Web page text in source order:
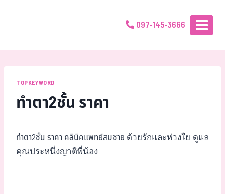
097-145-3666
TOPKEYWORD
ทำตา2ชั้น ราคา
ทำตา2ชั้น ราคา คลินิคแพทย์สมชาย ด้วยรักและห่วงใย ดูแล
คุณประหนึ่งญาติพี่น้อง